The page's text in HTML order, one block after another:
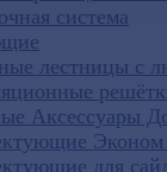
система
лестницы с
Аксессуары
Эконом
для